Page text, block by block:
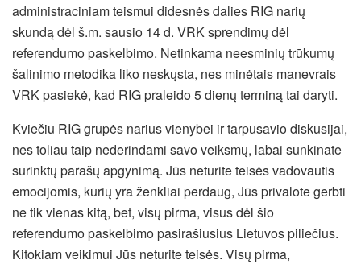
administraciniam teismui didesnės dalies RIG narių
skundą dėl š.m. sausio 14 d. VRK sprendimų dėl
referendumo paskelbimo. Netinkama neesminių trūkumų
šalinimo metodika liko neskųsta, nes minėtais manevrais
VRK pasiekė, kad RIG praleido 5 dienų terminą tai daryti.
Kviečiu RIG grupės narius vienybei ir tarpusavio diskusijai,
nes toliau taip nederindami savo veiksmų, labai sunkinate
surinktų parašų apgynimą. Jūs neturite teisės vadovautis
emocijomis, kurių yra ženkliai perdaug, Jūs privalote gerbti
ne tik vienas kitą, bet, visų pirma, visus dėl šio
referendumo paskelbimo pasirašiusius Lietuvos piliečius.
Kitokiam veikimui Jūs neturite teisės. Visų pirma,